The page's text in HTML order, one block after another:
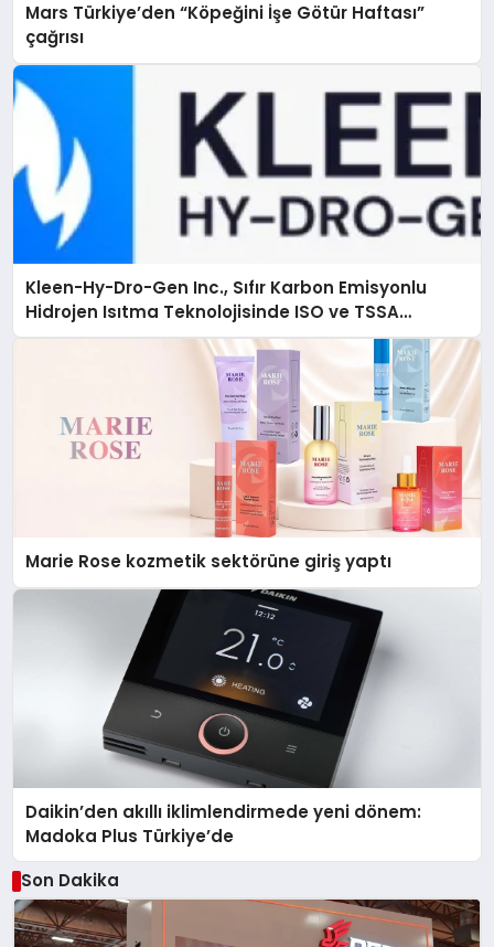
Mars Türkiye’den “Köpeğini İşe Götür Haftası”
çağrısı
Kleen-Hy-Dro-Gen Inc., Sıfır Karbon Emisyonlu
Hidrojen Isıtma Teknolojisinde ISO ve TSSA
Düzenleyici Onaylarını Aldı
Marie Rose kozmetik sektörüne giriş yaptı
Daikin’den akıllı iklimlendirmede yeni dönem:
Madoka Plus Türkiye’de
Son Dakika